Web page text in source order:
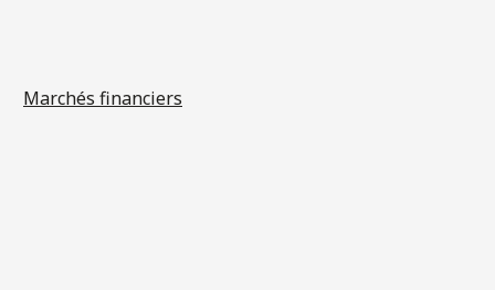
Marchés financiers